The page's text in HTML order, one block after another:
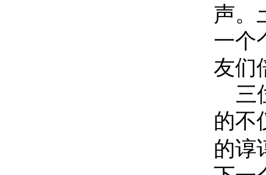
声。
一个
友们
三
的不
的谆